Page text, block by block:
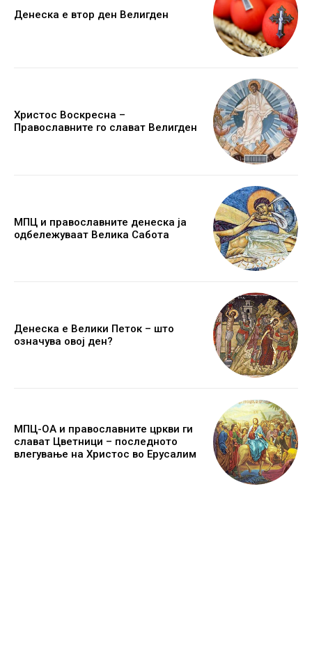
Денеска е втор ден Велигден
Христос Воскресна –
Православните го слават Велигден
МПЦ и православните денеска ја
одбележуваат Велика Сабота
Денеска е Велики Петок – што
означува овој ден?
МПЦ-ОА и православните цркви ги
слават Цветници – последното
влегување на Христос во Ерусалим